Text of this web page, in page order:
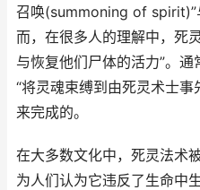
召唤(summoning of spirit)”
而，在很多人的理解中，死
与恢复他们尸体的活力”。
“将灵魂束缚到由死灵术士
来完成的。
在大多数文化中，死灵法术
为人们认为它违反了生命中